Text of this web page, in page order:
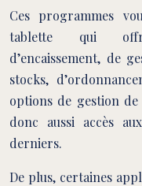
Ces programmes
tablette qui
d’encaissement, de
stocks,
options de gestion
donc aussi accès
derniers.
De plus, certaines